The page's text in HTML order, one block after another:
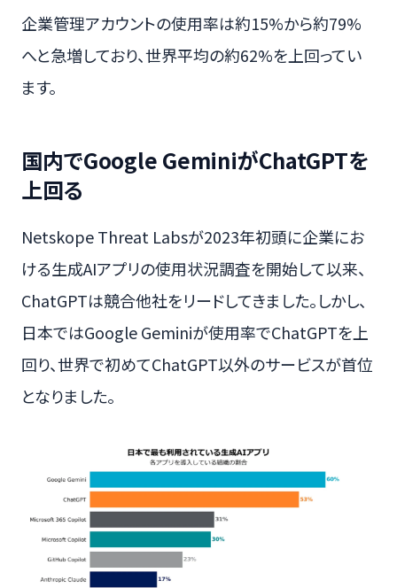
企業管理アカウントの使用率は約15%から約79%
へと急増しており、世界平均の約62%を上回ってい
ます。
国内でGoogle GeminiがChatGPTを
上回る
Netskope Threat Labsが2023年初頭に企業にお
ける生成AIアプリの使用状況調査を開始して以来、
ChatGPTは競合他社をリードしてきました。しかし、
日本ではGoogle Geminiが使用率でChatGPTを上
回り、世界で初めてChatGPT以外のサービスが首位
となりました。